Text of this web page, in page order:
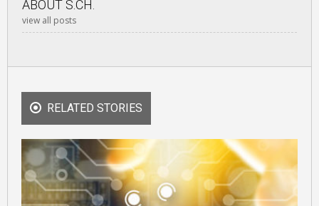
ABOUT S.CH.
view all posts
RELATED STORIES